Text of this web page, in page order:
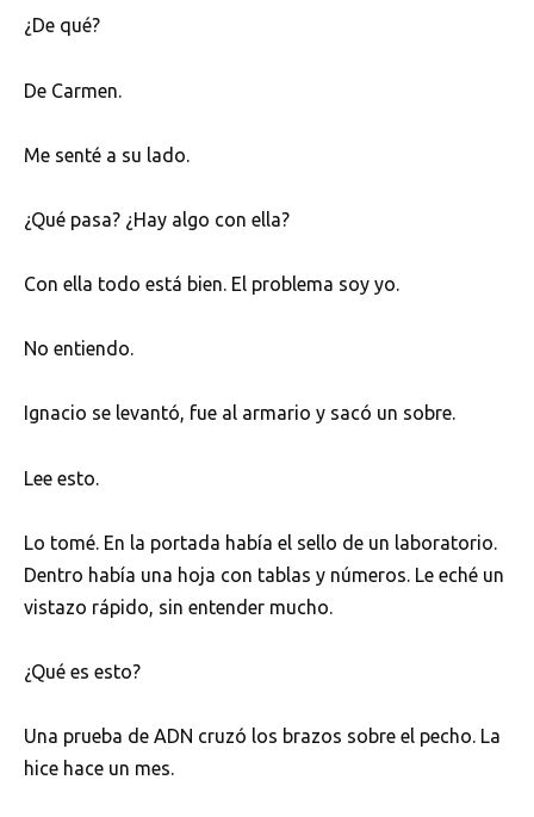
¿De qué?
De Carmen.
Me senté a su lado.
¿Qué pasa? ¿Hay algo con ella?
Con ella todo está bien. El problema soy yo.
No entiendo.
Ignacio se levantó, fue al armario y sacó un sobre.
Lee esto.
Lo tomé. En la portada había el sello de un laboratorio.
Dentro había una hoja con tablas y números. Le eché un
vistazo rápido, sin entender mucho.
¿Qué es esto?
Una prueba de ADN cruzó los brazos sobre el pecho. La
hice hace un mes.